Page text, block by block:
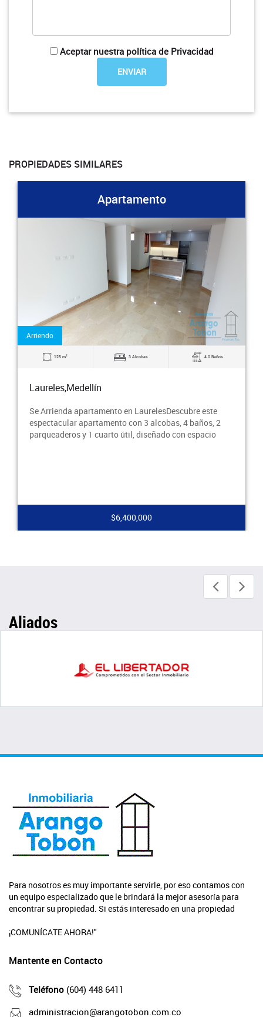
Aceptar nuestra política de Privacidad
PROPIEDADES SIMILARES
Apartamento
Arriendo
125 m2 3 Alcobas 4.0 Baños
Laureles,Medellín
Se Arrienda apartamento en LaurelesDescubre este
espectacular apartamento con 3 alcobas, 4 baños, 2
parqueaderos y 1 cuarto útil, diseñado con espacio
$6,400,000
Aliados
Para nosotros es muy importante servirle, por eso contamos con
un equipo especializado que le brindará la mejor asesoría para
encontrar su propiedad. Si estás interesado en una propiedad
¡COMUNÍCATE AHORA!"
Mantente en Contacto
Teléfono (604) 448 6411
administracion@arangotobon.com.co